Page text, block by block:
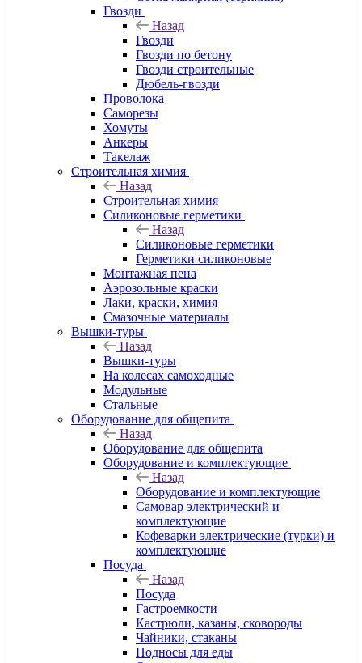
Гвозди
Назад
Гвозди
Гвозди по бетону
Гвозди строительные
Дюбель-гвозди
Проволока
Саморезы
Хомуты
Анкеры
Такелаж
Строительная химия
Назад
Строительная химия
Силиконовые герметики
Назад
Силиконовые герметики
Герметики силиконовые
Монтажная пена
Аэрозольные краски
Лаки, краски, химия
Смазочные материалы
Вышки-туры
Назад
Вышки-туры
На колесах самоходные
Модульные
Стальные
Оборудование для общепита
Назад
Оборудование для общепита
Оборудование и комплектующие
Назад
Оборудование и комплектующие
Самовар электрический и
комплектующие
Кофеварки электрические (турки) и
комплектующие
Посуда
Назад
Посуда
Гастроемкости
Кастрюли, казаны, сковороды
Чайники, стаканы
Подносы для еды